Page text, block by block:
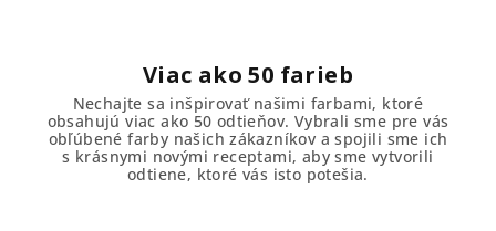
Viac ako 50 farieb
Nechajte sa inšpirovať našimi farbami, ktoré
obsahujú viac ako 50 odtieňov. Vybrali sme pre vás
obľúbené farby našich zákazníkov a spojili sme ich
s krásnymi novými receptami, aby sme vytvorili
odtiene, ktoré vás isto potešia.